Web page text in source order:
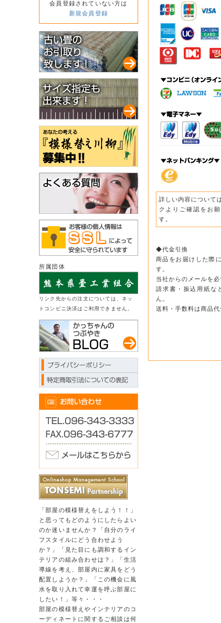
会員登録されていない方は
新規会員登録
所属団体
リンク先からの注文については、ネッ
トコンビニ決済はご利用できません。
「部屋の模様替えをしよう！！」
と思ってもどのようにしたらよい
のか迷いませんか？「自分のライ
フスタイルにどう合わせよう
か？」「見た目にも調和するイン
テリアの組み合わせは？」「生活
導線を考え、部屋内に家具をどう
配置しようか？」「この機会に風
水を取り入れて幸運を呼ぶ部屋に
したい！」等々・・・
部屋の模様替えやインテリアのコ
ーディネートに関するご相談は何
詳しい内容について
クよりご確認をお
す。
◆代金引換
商品をお届けした際
す。
当社からのメールを
請求書・振込用紙な
ん。
送料・手数料は商品